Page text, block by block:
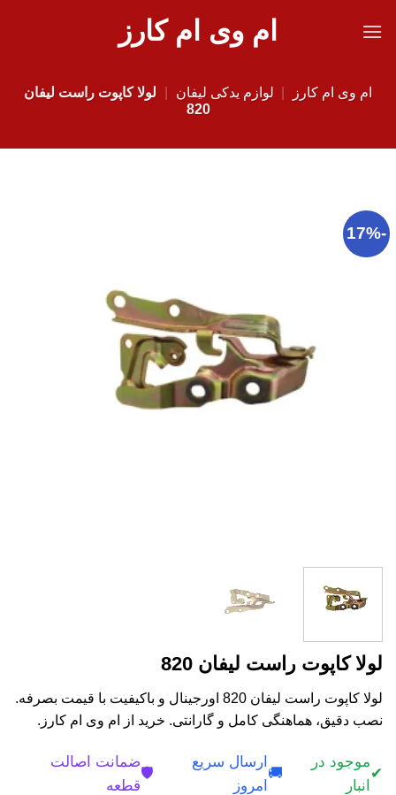
ام وی ام کارز
ام وی ام کارز لوازم یدکی لیفان
لولا کاپوت راست لیفان
820
-17%
لولا کاپوت راست لیفان 820
لولا کاپوت راست لیفان 820 اورجینال و باکیفیت با قیمت بصرفه.
نصب دقیق، هماهنگی کامل و گارانتی. خرید از ام وی ام کارز.
✔
موجود در
انبار
🚚
ارسال سریع
امروز
🛡️
ضمانت اصالت
قطعه